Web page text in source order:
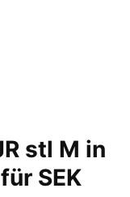
stl M in
SEK